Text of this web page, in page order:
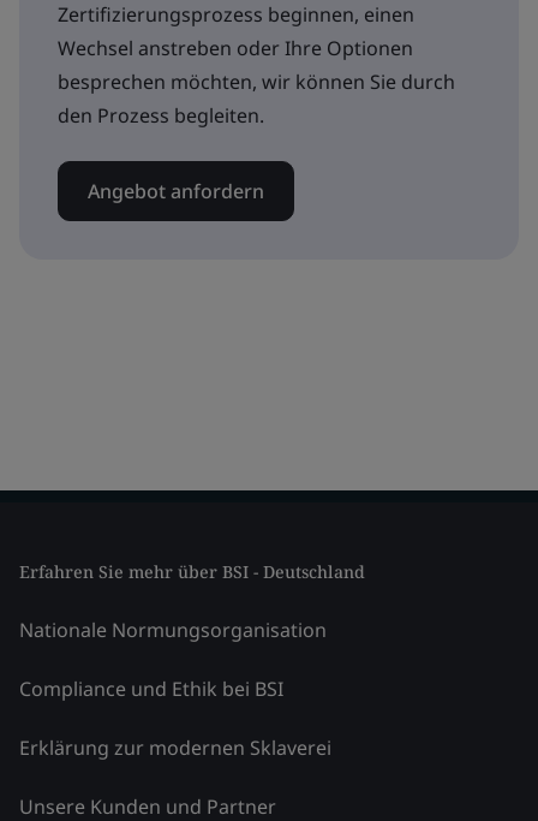
Zertifizierungsprozess beginnen, einen
Wechsel anstreben oder Ihre Optionen
besprechen möchten, wir können Sie durch
den Prozess begleiten.
Angebot anfordern
Erfahren Sie mehr über BSI - Deutschland
Nationale Normungsorganisation
Compliance und Ethik bei BSI
Erklärung zur modernen Sklaverei
Unsere Kunden und Partner